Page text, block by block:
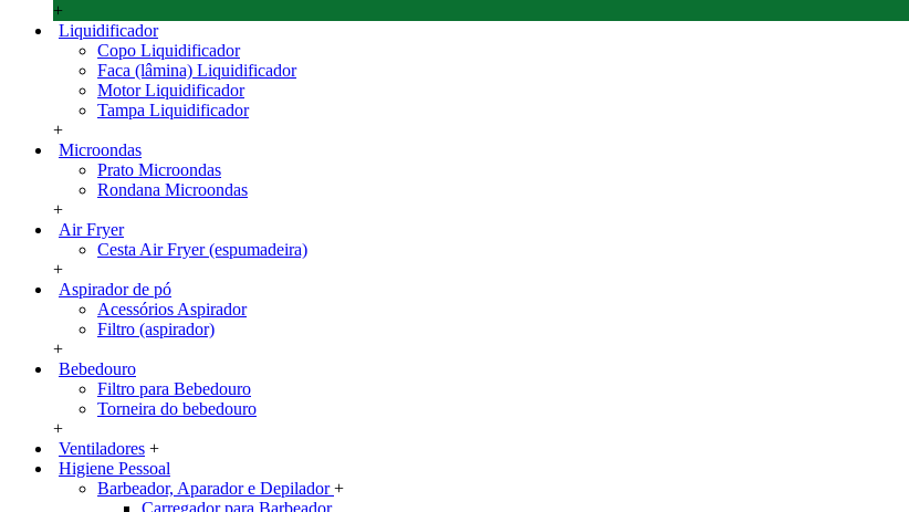
+
Liquidificador
Copo Liquidificador
Faca (lâmina) Liquidificador
Motor Liquidificador
Tampa Liquidificador
+
Microondas
Prato Microondas
Rondana Microondas
+
Air Fryer
Cesta Air Fryer (espumadeira)
+
Aspirador de pó
Acessórios Aspirador
Filtro (aspirador)
+
Bebedouro
Filtro para Bebedouro
Torneira do bebedouro
+
Ventiladores +
Higiene Pessoal
Barbeador, Aparador e Depilador+
Carregador para Barbeador